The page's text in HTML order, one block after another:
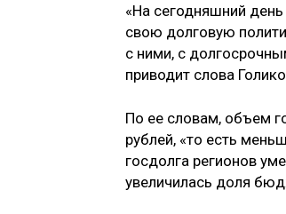
«На сегодняшний
свою долговую
с ними, с
приводит слова
По ее словам, объем
рублей, «то есть
госдолга регионов
увеличилась доля